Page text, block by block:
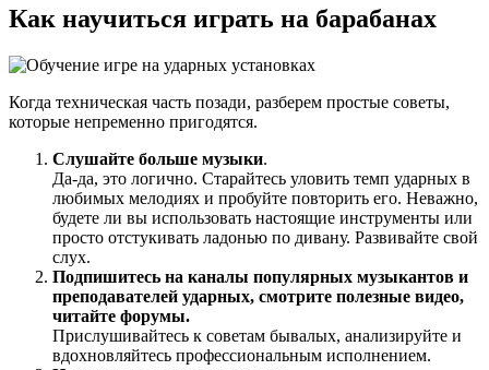
Как научиться играть на барабанах
Когда техническая часть позади, разберем простые советы,
которые непременно пригодятся.
Слушайте больше музыки.
Да-да, это логично. Старайтесь уловить темп ударных в
любимых мелодиях и пробуйте повторить его. Неважно,
будете ли вы использовать настоящие инструменты или
просто отстукивать ладонью по дивану. Развивайте свой
слух.
Подпишитесь на каналы популярных музыкантов и
преподавателей ударных, смотрите полезные видео,
читайте форумы.
Прислушивайтесь к советам бывалых, анализируйте и
вдохновляйтесь профессиональным исполнением.